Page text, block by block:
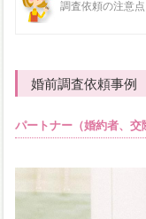
調査依頼の注意点
婚前調査依頼事例
パートナー（婚約者、